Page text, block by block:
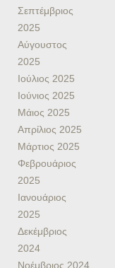
Σεπτέμβριος
2025
Αύγουστος
2025
Ιούλιος 2025
Ιούνιος 2025
Μάιος 2025
Απρίλιος 2025
Μάρτιος 2025
Φεβρουάριος
2025
Ιανουάριος
2025
Δεκέμβριος
2024
Νοέμβριος 2024